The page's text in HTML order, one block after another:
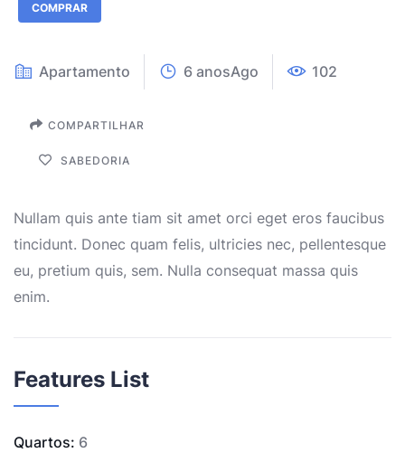
COMPRAR
Apartamento 6 anosAgo 102
COMPARTILHAR
SABEDORIA
Nullam quis ante tiam sit amet orci eget eros faucibus
tincidunt. Donec quam felis, ultricies nec, pellentesque
eu, pretium quis, sem. Nulla consequat massa quis
enim.
Features List
Quartos: 6